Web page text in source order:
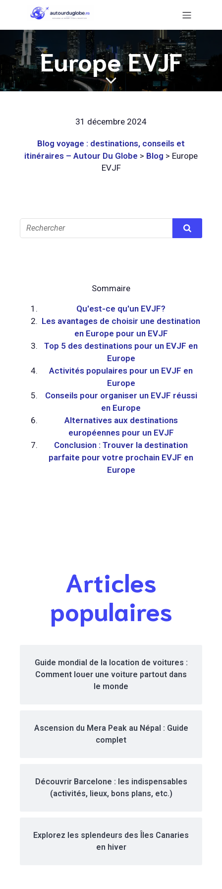
Europe EVJF
31 décembre 2024
Blog voyage : destinations, conseils et
itinéraires – Autour Du Globe > Blog > Europe
EVJF
Sommaire
Qu'est-ce qu'un EVJF?
Les avantages de choisir une destination
en Europe pour un EVJF
Top 5 des destinations pour un EVJF en
Europe
Activités populaires pour un EVJF en
Europe
Conseils pour organiser un EVJF réussi
en Europe
Alternatives aux destinations
européennes pour un EVJF
Conclusion : Trouver la destination
parfaite pour votre prochain EVJF en
Europe
Articles
populaires
Guide mondial de la location de voitures :
Comment louer une voiture partout dans
le monde
Ascension du Mera Peak au Népal : Guide
complet
Découvrir Barcelone : les indispensables
(activités, lieux, bons plans, etc.)
Explorez les splendeurs des Îles Canaries
en hiver